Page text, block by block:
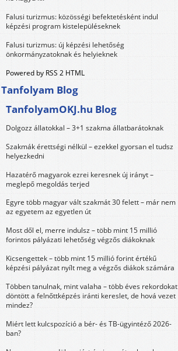
Falusi turizmus: közösségi befektetésként indul
képzési program kistelepüléseknek
Falusi turizmus: új képzési lehetőség
önkormányzatoknak és helyieknek
Powered by RSS 2 HTML
Tanfolyam Blog
TanfolyamOKJ.hu Blog
Dolgozz állatokkal – 3+1 szakma állatbarátoknak
Szakmák érettségi nélkül – ezekkel gyorsan el tudsz
helyezkedni
Hazatérő magyarok ezrei keresnek új irányt –
meglepő megoldás terjed
Egyre több magyar vált szakmát 30 felett – már nem
az egyetem az egyetlen út
Most dől el, merre indulsz – több mint 15 millió
forintos pályázati lehetőség végzős diákoknak
Kicsengettek – több mint 15 millió forint értékű
képzési pályázat nyílt meg a végzős diákok számára
Többen tanulnak, mint valaha – több éves rekordokat
döntött a felnőttképzés iránti kereslet, de hová vezet
mindez?
Miért lett kulcspozíció a bér- és TB-ügyintéző 2026-
ban?